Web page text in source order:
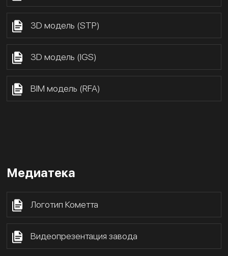
3D модель (STP)
3D модель (IGS)
BIM модель (RFA)
Медиатека
Логотип Кометта
Видеопрезентация завода